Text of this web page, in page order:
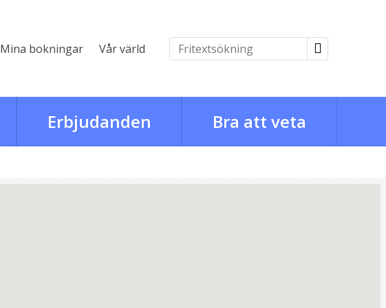
Mina bokningar Vår värld
Erbjudanden Bra att veta